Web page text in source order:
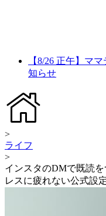
【8/26 正午】マ
知らせ
>
ライフ
>
インスタのDMで既読
レスに疲れない公式設